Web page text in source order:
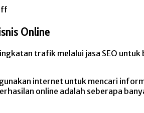
Online
trafik melalui jasa SEO
internet untuk mencari
online adalah seberapa